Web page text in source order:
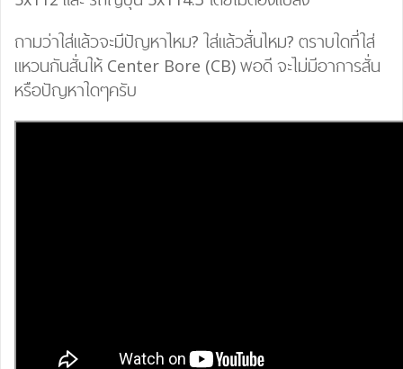
ถามว่าใส่แล้วจะมีปัญหาไหม? ใส่แล้วสั่นไหม? ตราบใดที่ใส่
แหวนกันสั่นให้ Center Bore (CB) พอดี จะไม่มีอาการสั่น
หรือปัญหาใดๆครับ